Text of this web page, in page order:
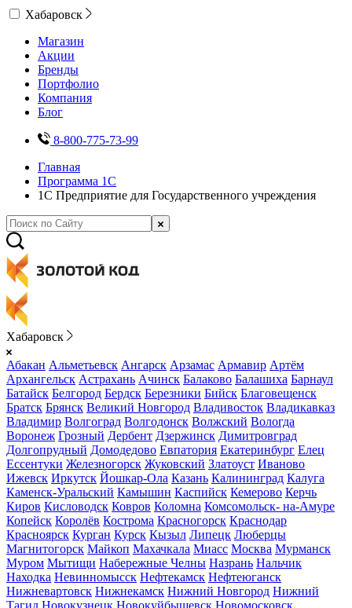
Хабаровск
Магазин
Акции
Бренды
Портфолио
Компания
Блог
8-800-775-73-99
Главная
Программа 1С
1С Предприятие для Государственного учреждения
Хабаровск
Абакан Альметьевск Ангарск Арзамас Армавир Артём
Архангельск Астрахань Ачинск Балаково Балашиха Барнаул
Батайск Белгород Бердск Березники Бийск Благовещенск
Братск Брянск Великий Новгород Владивосток Владикавказ
Владимир Волгоград Волгодонск Волжский Вологда
Воронеж Грозный Дербент Дзержинск Димитровград
Долгопрудный Домодедово Евпатория Екатеринбург Елец
Ессентуки Железногорск Жуковский Златоуст Иваново
Ижевск Иркутск Йошкар-Ола Казань Калининград Калуга
Каменск-Уральский Камышин Каспийск Кемерово Керчь
Киров Кисловодск Ковров Коломна Комсомольск- на-Амуре
Копейск Королёв Кострома Красногорск Краснодар
Красноярск Курган Курск Кызыл Липецк Люберцы
Магнитогорск Майкоп Махачкала Миасс Москва Мурманск
Муром Мытищи Набережные Челны Назрань Нальчик
Находка Невинномысск Нефтекамск Нефтеюганск
Нижневартовск Нижнекамск Нижний Новгород Нижний